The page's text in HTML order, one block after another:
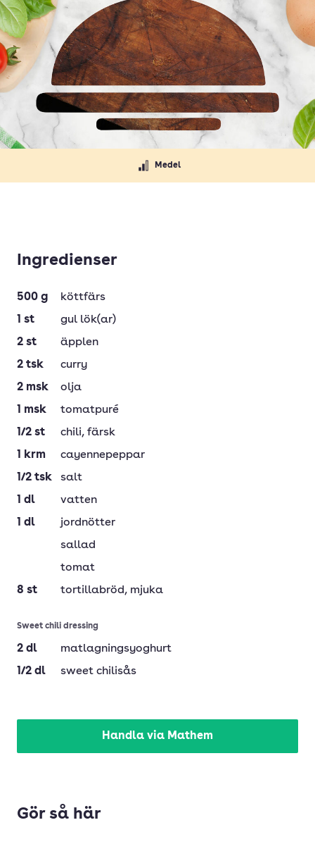
Medel
Ingredienser
500 g
köttfärs
1 st
gul lök(ar)
2 st
äpplen
2 tsk
curry
2 msk
olja
1 msk
tomatpuré
1/2 st chili, färsk
1
krm
cayennepeppar
1/2 tsk
salt
1 dl
vatten
1 dl
jordnötter
sallad
tomat
8 st tortillabröd, mjuka
Sweet chili dressing
2 dl
matlagningsyoghurt
1/2 dl sweet chilisås
Handla via Mathem
Gör så här